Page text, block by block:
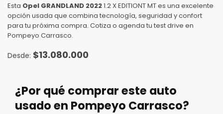
Esta Opel GRANDLAND 20221.2 X EDITIONT MT es una excelente
opción usada que combina tecnología, seguridad y confort
para tu próxima compra. Cotiza o agenda tu test drive en
Pompeyo Carrasco.
$13.080.000
¿Por qué comprar este auto
usado en Pompeyo Carrasco?